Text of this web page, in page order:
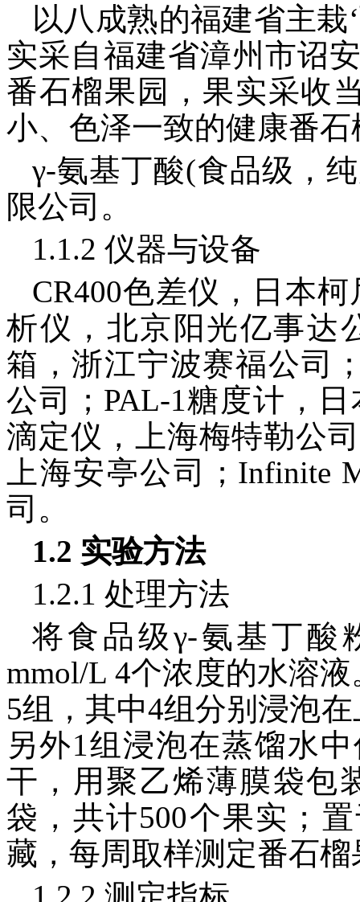
以八成熟的福建省主栽
实采自福建省漳州市诏
番石榴果园，果实采收
小、色泽一致的健康番
γ-氨基丁酸(食品级，
限公司。
1.1.2 仪器与设备
CR400色差仪，日本
析仪，北京阳光亿事达
箱，浙江宁波赛福公司
公司；PAL-1糖度计，
滴定仪，上海梅特勒公
上海安亭公司；Infinite
司。
1.2 实验方法
1.2.1 处理方法
将食品级γ-氨基丁酸
mmol/L 4个浓度的水溶
5组，其中4组分别浸泡
另外1组浸泡在蒸馏水
干，用聚乙烯薄膜袋包
袋，共计500个果实；
藏，每周取样测定番石